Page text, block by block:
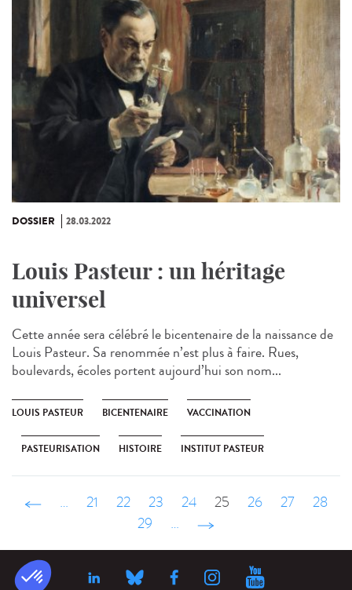
DOSSIER 28.03.2022
Louis Pasteur : un héritage
universel
Cette année sera célébré le bicentenaire de la naissance de
Louis Pasteur. Sa renommée n’est plus à faire. Rues,
boulevards, écoles portent aujourd’hui son nom...
LOUIS PASTEUR BICENTENAIRE VACCINATION
PASTEURISATION HISTOIRE INSTITUT PASTEUR
‹ précédent
… 21 22 23 24 25 26 27
28
29
… suivant ›